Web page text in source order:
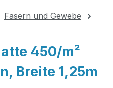
Fasern und Gewebe
450/m²
Breite 1,25m